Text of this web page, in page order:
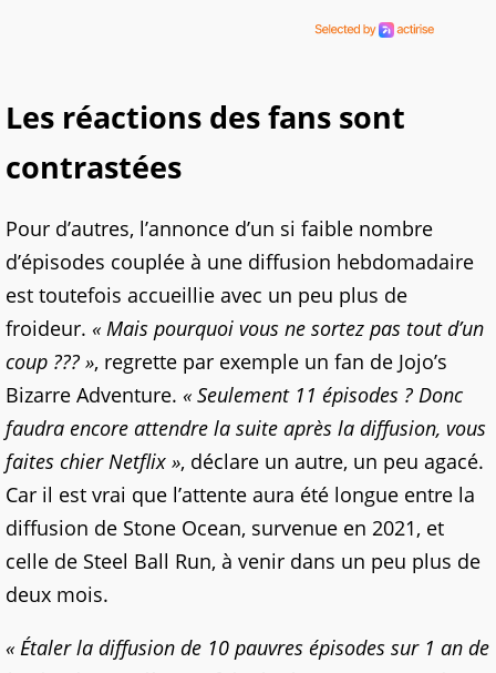
Les réactions des fans sont
contrastées
Pour d’autres, l’annonce d’un si faible nombre
d’épisodes couplée à une diffusion hebdomadaire
est toutefois accueillie avec un peu plus de
froideur. « Mais pourquoi vous ne sortez pas tout d’un
coup ??? », regrette par exemple un fan de Jojo’s
Bizarre Adventure. « Seulement 11 épisodes ? Donc
faudra encore attendre la suite après la diffusion, vous
faites chier Netflix », déclare un autre, un peu agacé.
Car il est vrai que l’attente aura été longue entre la
diffusion de Stone Ocean, survenue en 2021, et
celle de Steel Ball Run, à venir dans un peu plus de
deux mois.
« Étaler la diffusion de 10 pauvres épisodes sur 1 an de